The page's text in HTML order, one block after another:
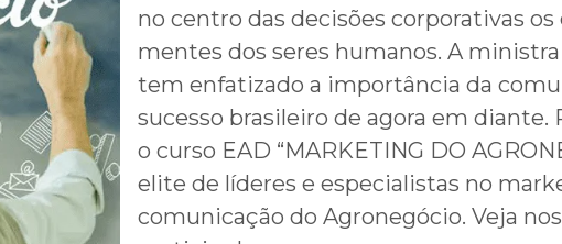
no centro das decisões corporativas os
mentes dos seres humanos. A
tem enfatizado a importância da
sucesso brasileiro de agora em diante.
o curso EAD “MARKETING DO
elite de líderes e especialistas no
comunicação do Agronegócio. Veja